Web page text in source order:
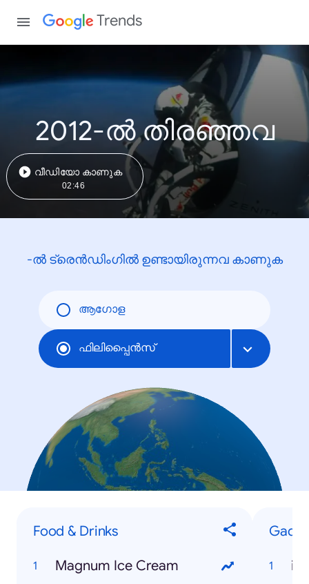
Trends
2012-ൽ തിരഞ്ഞവ
വീഡിയോ കാണുക
02:46
-ൽ ട്രെൻഡിംഗിൽ ഉണ്ടായിരുന്നവ കാണുക
ആഗോള
ഫിലിപ്പൈന്‍സ്
Food & Drinks
Magnum Ice Cream